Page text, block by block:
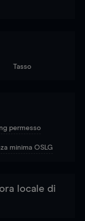
Tasso
permesso
minima OSLG
locale di